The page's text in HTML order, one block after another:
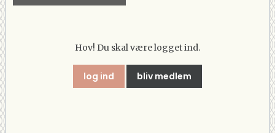
Hov! Du skal være logget ind.
log ind bliv medlem